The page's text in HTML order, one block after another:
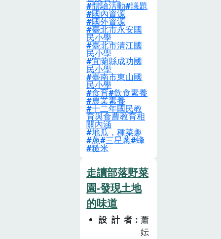
橫向串聯、垂直
整合，鼓勵民間
非營利組織及各
公民團體共同協
力，以期將食農
教育之推動對象
涵蓋家庭、學
校、政府部門、
農民團體、食品
業者、社區與民
間團體等，勾勒
出了全民共同參
與的 ｢全民食農
教育」願景。學
校是推動食農教
育的重要場域，
《食農教育法》
規定主管機關應
體驗活動 議題
國內資源
國外資源
臺北市永安國
民小學
臺北市清江國
民小學
宜蘭縣成功國
民小學
臺南市東山國
民小學
食育 飲食素養
農業素養
十二年國民教
育與食農教育相
關內涵
地瓜，種菜趣
蔥 三星蔥 蜂
糙米
走讀部落野菜
園-發現土地
的味道
設計者
蕭
妘